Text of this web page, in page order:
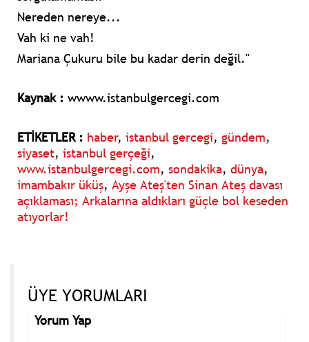
Nereden nereye...
Vah ki ne vah!
Mariana Çukuru bile bu kadar derin değil."
Kaynak : wwww.istanbulgercegi.com
ETİKETLER : haber, istanbul gercegi, gündem,
siyaset, istanbul gerçeği,
www.istanbulgercegi.com, sondakika, dünya,
imambakır üküş, Ayşe Ateş'ten Sinan Ateş davası
açıklaması; Arkalarına aldıkları güçle bol keseden
atıyorlar!
ÜYE YORUMLARI
Yorum Yap